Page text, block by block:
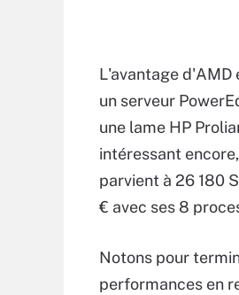
L'avantage d'AMD
un serveur
une lame HP
intéressant
parvient à 26 180
€ avec ses 8
Notons pour
performances en